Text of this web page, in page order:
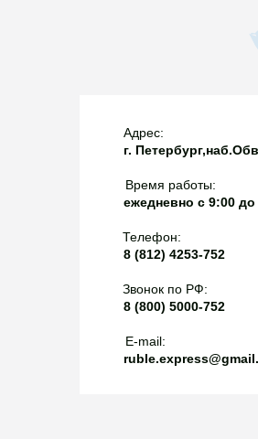
Адрес:
г.
Время работы:
ежедневно с 9:00 до
Телефон:
8 (812) 4253-752
Звонок по РФ:
8 (800) 5000-752
E-mail: